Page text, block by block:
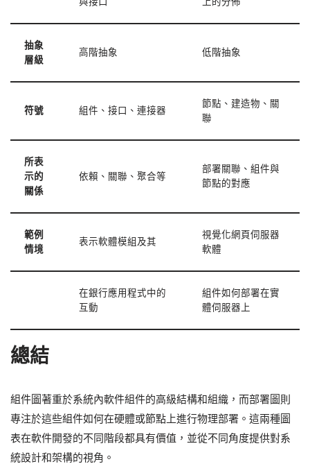
抽象
層級
高階抽象 低階抽象
符號 組件、接口、連接器
節點、建造物、關
聯
所表
示的
關係
依賴、關聯、聚合等
部署關聯、組件與
節點的對應
範例
情境
表示軟體模組及其
視覺化網頁伺服器
軟體
在銀行應用程式中的
互動
組件如何部署在實
體伺服器上
總結
組件圖著重於系統內軟件組件的高級結構和組織，而部署圖則
專注於這些組件如何在硬體或節點上進行物理部署。這兩種圖
表在軟件開發的不同階段都具有價值，並從不同角度提供對系
統設計和架構的視角。